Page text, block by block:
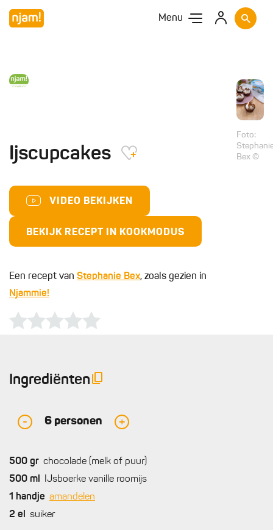
Menu
Ijscupcakes
VIDEO BEKIJKEN
BEKIJK RECEPT IN KOOKMODUS
Een recept van Stephanie Bex, zoals gezien in
Njammie!
Foto:
Bex ©
Ingrediënten
- 6 personen +
500 gr chocolade (melk of puur)
500 ml
IJsboerke vanille roomijs
1 handje amandelen
2 el suiker